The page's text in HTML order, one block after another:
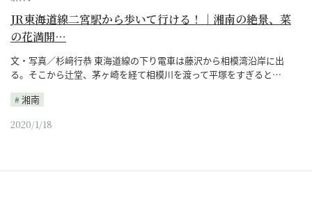
JR東海道線二宮駅から歩いて行ける！｜湘南の絶景、菜
の花満開…
文・写真／杉﨑行恭 東海道線の下り電車は藤沢から相模湾沿岸に出
る。そこから辻堂、茅ヶ崎を経て相模川を渡って平塚をすぎると…
湘南
2020/1/18